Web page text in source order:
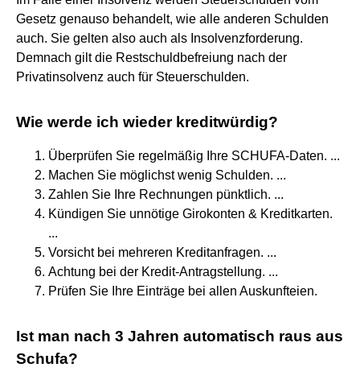
Gesetz genauso behandelt, wie alle anderen Schulden
auch. Sie gelten also auch als Insolvenzforderung.
Demnach gilt die Restschuldbefreiung nach der
Privatinsolvenz auch für Steuerschulden.
Wie werde ich wieder kreditwürdig?
Überprüfen Sie regelmäßig Ihre SCHUFA-Daten. ...
Machen Sie möglichst wenig Schulden. ...
Zahlen Sie Ihre Rechnungen pünktlich. ...
Kündigen Sie unnötige Girokonten & Kreditkarten.
...
Vorsicht bei mehreren Kreditanfragen. ...
Achtung bei der Kredit-Antragstellung. ...
Prüfen Sie Ihre Einträge bei allen Auskunfteien.
Ist man nach 3 Jahren automatisch raus aus
Schufa?